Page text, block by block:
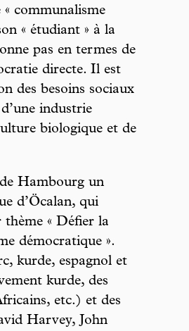
communalisme
« étudiant » à la
pas en termes de
directe. Il est
des besoins sociaux
industrie
biologique et de
Hambourg un
d’Öcalan, qui
« Défier la
démocratique ».
kurde, espagnol et
kurde, des
etc.) et des
Harvey, John